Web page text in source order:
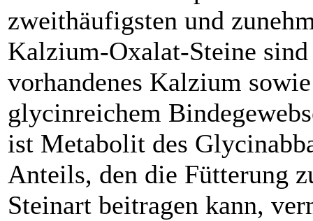
zweithäufigsten und
Kalzium-­Oxalat-Steine
vorhandenes Kalzium
glycinreichem
ist Metabolit des
Anteils, den die Fütterung
Steinart beitragen kann,